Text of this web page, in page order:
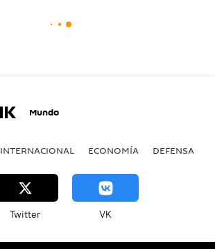
Mundo
INTERNACIONAL ECONOMÍA DEFENSA
Twitter VK